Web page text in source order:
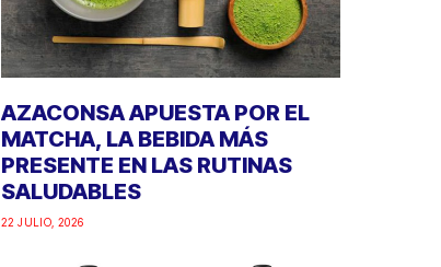
AZACONSA APUESTA POR EL
MATCHA, LA BEBIDA MÁS
PRESENTE EN LAS RUTINAS
SALUDABLES
22 JULIO, 2026